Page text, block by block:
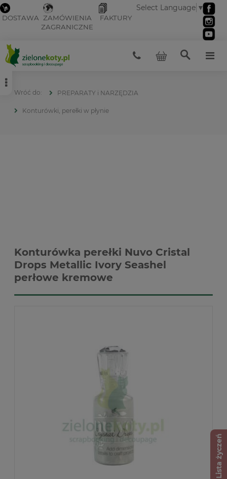
DOSTAWA ZAMÓWIENIA
ZAGRANICZNE
FAKTURY
Select Language ▼
PREPARATY i NARZĘDZIA
Konturówki, perełki w płynie
Konturówka perełki Nuvo Cristal
Drops Metallic Ivory Seashel
perłowe kremowe
Lista życzeń